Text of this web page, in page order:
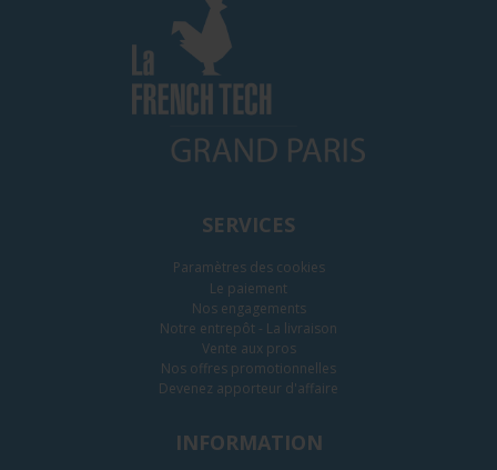
SERVICES
Paramètres des cookies
Le paiement
Nos engagements
Notre entrepôt - La livraison
Vente aux pros
Nos offres promotionnelles
Devenez apporteur d'affaire
INFORMATION